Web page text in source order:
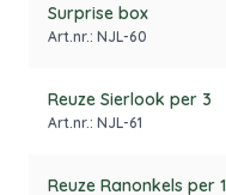
Surprise box
Art.nr.: NJL-60
Reuze Sierlook per 3
Art.nr.: NJL-61
Reuze Ranonkels per